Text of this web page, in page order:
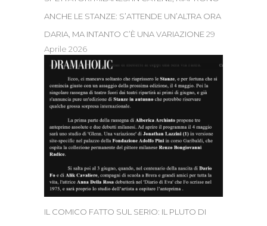
ANCHE LE STANZE: S’ATTENDE UN’ALTRA ORA
DARIA, MA INTANTO C’È UNA VARIAZIONE29
Aprile 2026
IL COMICO FATTO SUL SERIO: IL PLUTO DI